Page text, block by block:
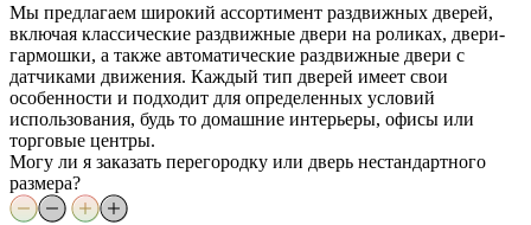
Мы предлагаем широкий ассортимент раздвижных дверей,
включая классические раздвижные двери на роликах, двери-
гармошки, а также автоматические раздвижные двери с
датчиками движения. Каждый тип дверей имеет свои
особенности и подходит для определенных условий
использования, будь то домашние интерьеры, офисы или
торговые центры.
Могу ли я заказать перегородку или дверь нестандартного
размера?